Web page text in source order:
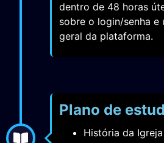
dentro de 48 horas
sobre o login/senha e
geral da plataforma.
Plano de
História da